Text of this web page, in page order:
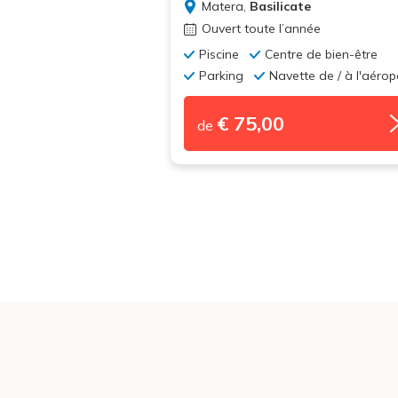
Matera, Basilicate
Ouvert toute l’année
Piscine
Centre de bien-être
Parking
Navette de / à
de € 75,00